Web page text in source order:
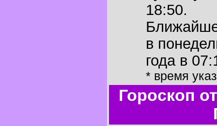
18:50.
в
года в
* время
Гороскоп